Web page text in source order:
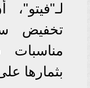
تخفيض
بثمارها